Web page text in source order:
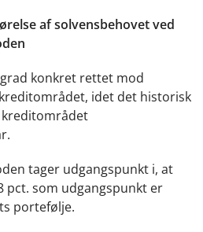
af solvensbehovet ved
konkret rettet mod
idet det historisk
kreditområdet
tager udgangspunkt i, at
pct. som udgangspunkt er
portefølje.